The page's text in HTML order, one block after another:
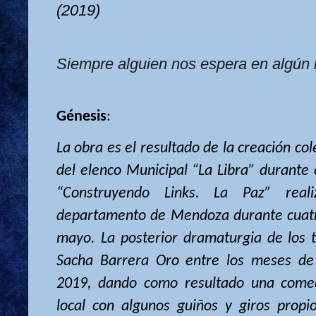
(2019)
Siempre alguien nos espera en algún
Génesis:
La obra es el resultado de la creación
del elenco Municipal “La Libra”
“Construyendo Links. La Paz”
departamento de Mendoza durante
mayo. La posterior dramaturgia de los
Sacha Barrera Oro entre los meses
2019, dando como resultado una
local con algunos guiños y giros